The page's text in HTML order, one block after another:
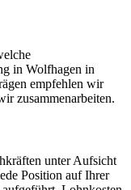
in Wolfhagen in
empfehlen wir
zusammenarbeiten.
unter Aufsicht
Position auf Ihrer